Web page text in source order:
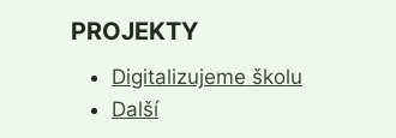
PROJEKTY
Digitalizujeme školu
Další